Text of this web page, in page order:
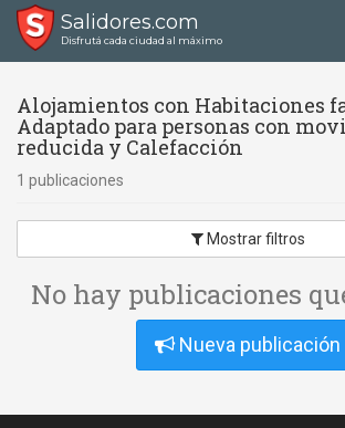
Salidores.com
Disfrutá cada ciudad al máximo
Alojamientos con Habitaciones
Adaptado para personas con
reducida y Calefacción
1 publicaciones
Mostrar filtros
No hay publicaciones
Nueva publicación